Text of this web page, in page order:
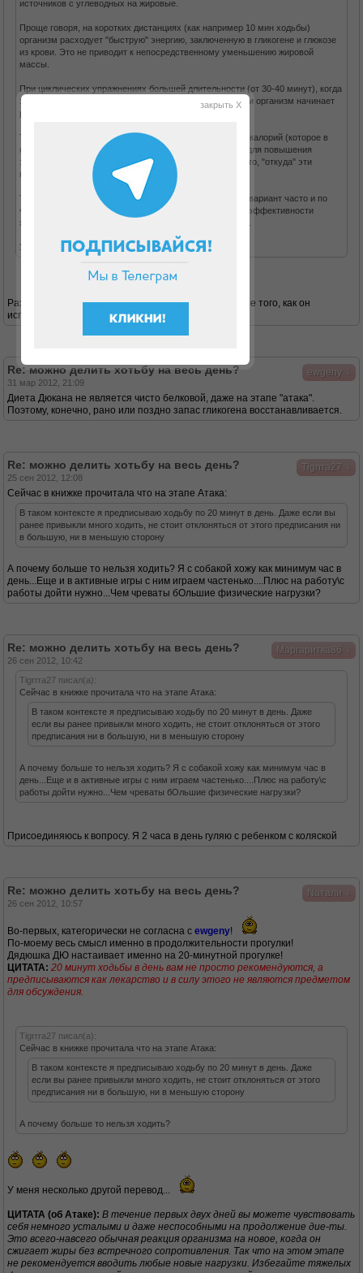
источников с углеводных на жировые.
Проще говоря, на коротких дистанциях (как например 10 мин ходьбы)
организм расходует "быструю" энергию, заключенную в гликогене и глюкозе
из крови. Это не приводит к непосредственному уменьшению жировой
массы.
При циклических упражнениях большей длительности (от 30-40 минут), когда
заканчивается запас гликогена, для пополнения энергии организм начинает
расщеплять жировые запасы.
Т.о. помимо простого количества потраченных за день калорий (которое в
обоих случаях будет арифметически равное) следует для повышения
эффективности упражнений (в т.ч. ходьбы) учитывать то, "откуда" эти
калории берутся.
Так что, если нет возможности ходить сразу долго - то вариант часто и по
чуть-чуть лучше, чем вообще ничего не делать. Но по эффективности
ходьба от 30 мин и больше - будет несколько полезнее.
Удачного похудания!
Разве на белковой диете типа дюкана гликоген после того, как он
использован во время атаки, восполняется?
ewgeny
Re: можно делить хотьбу на весь день?
31 мар 2012, 21:09
Диета Дюкана не является чисто белковой, даже на этапе "атака".
Поэтому, конечно, рано или поздно запас гликогена восстанавливается.
Tigrrra27
Re: можно делить хотьбу на весь день?
25 сен 2012, 12:08
Сейчас в книжке прочитала что на этапе Атака:
В таком контексте я предписываю ходьбу по 20 минут в день. Даже если вы
ранее привыкли много ходить, не стоит отклоняться от этого предписания ни
в большую, ни в меньшую сторону
А почему больше то нельзя ходить? Я с собакой хожу как минимум час в
день...Еще и в активные игры с ним играем частенько....Плюс на работу\с
работы дойти нужно...Чем чреваты бОльшие физические нагрузки?
Маргаритка86
Re: можно делить хотьбу на весь день?
26 сен 2012, 10:42
Tigrrra27 писал(а):
Сейчас в книжке прочитала что на этапе Атака:
В таком контексте я предписываю ходьбу по 20 минут в день. Даже
если вы ранее привыкли много ходить, не стоит отклоняться от этого
предписания ни в большую, ни в меньшую сторону
А почему больше то нельзя ходить? Я с собакой хожу как минимум час в
день...Еще и в активные игры с ним играем частенько....Плюс на работу\с
работы дойти нужно...Чем чреваты бОльшие физические нагрузки?
Присоединяюсь к вопросу. Я 2 часа в день гуляю с ребенком с коляской
Nатали
Re: можно делить хотьбу на весь день?
26 сен 2012, 10:57
Во-первых, категорически не согласна с ewgeny!
По-моему весь смысл именно в продолжительности прогулки!
Дядюшка ДЮ настаивает именно на 20-минутной прогулке!
ЦИТАТА: 20 минут ходьбы в день вам не просто рекомендуются, а
предписываются как лекарство и в силу этого не являются предметом
для обсуждения.
Tigrrra27 писал(а):
Сейчас в книжке прочитала что на этапе Атака:
В таком контексте я предписываю ходьбу по 20 минут в день. Даже
если вы ранее привыкли много ходить, не стоит отклоняться от этого
предписания ни в большую, ни в меньшую сторону
А почему больше то нельзя ходить?
У меня несколько другой перевод...
ЦИТАТА (об Атаке): В течение первых двух дней вы можете чувствовать
себя немного усталыми и даже неспособными на продолжение дие-ты.
Это всего-навсего обычная реакция организма на новое, когда он
сжигает жиры без встречного сопротивления. Так что на этом этапе
не рекомендуется вводить любые новые нагрузки. Избегайте тяжелых
закрыть X